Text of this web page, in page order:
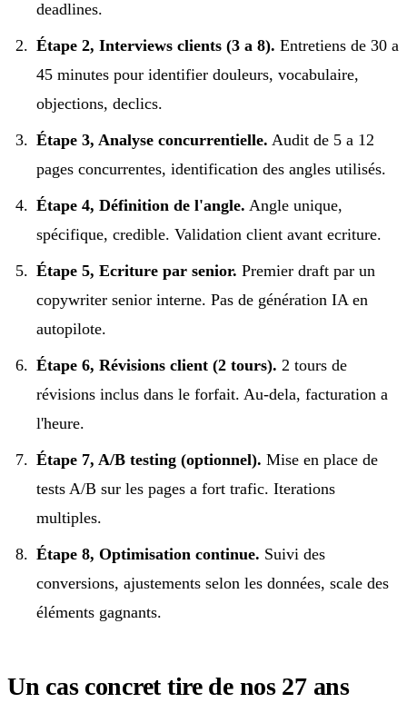
deadlines.
Étape 2, Interviews clients (3 a 8). Entretiens de 30 a
45 minutes pour identifier douleurs, vocabulaire,
objections, declics.
Étape 3, Analyse concurrentielle. Audit de 5 a 12
pages concurrentes, identification des angles utilisés.
Étape 4, Définition de l'angle. Angle unique,
spécifique, credible. Validation client avant ecriture.
Étape 5, Ecriture par senior. Premier draft par un
copywriter senior interne. Pas de génération IA en
autopilote.
Étape 6, Révisions client (2 tours). 2 tours de
révisions inclus dans le forfait. Au-dela, facturation a
l'heure.
Étape 7, A/B testing (optionnel). Mise en place de
tests A/B sur les pages a fort trafic. Iterations
multiples.
Étape 8, Optimisation continue. Suivi des
conversions, ajustements selon les données, scale des
éléments gagnants.
Un cas concret tire de nos 27 ans